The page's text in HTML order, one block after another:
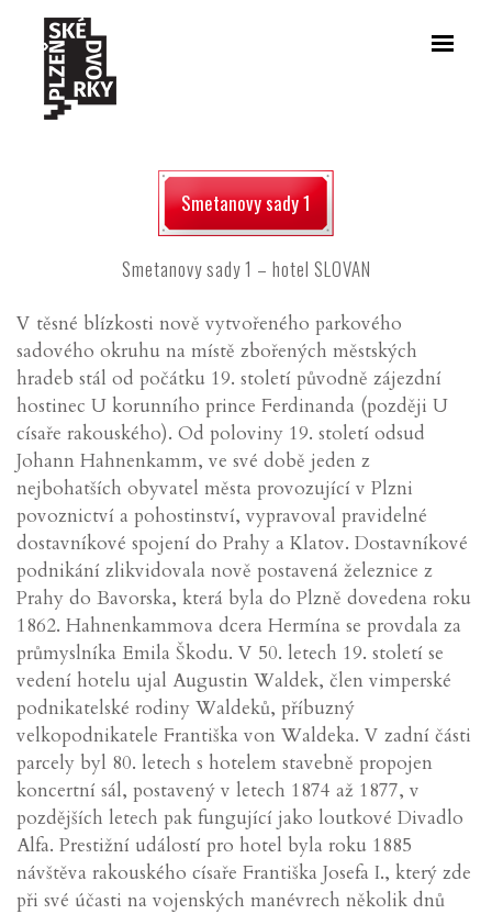
Smetanovy sady 1
Smetanovy sady 1 – hotel SLOVAN
V těsné blízkosti nově vytvořeného parkového
sadového okruhu na místě zbořených městských
hradeb stál od počátku 19. století původně zájezdní
hostinec U korunního prince Ferdinanda (později U
císaře rakouského). Od poloviny 19. století odsud
Johann Hahnenkamm, ve své době jeden z
nejbohatších obyvatel města provozující v Plzni
povoznictví a pohostinství, vypravoval pravidelné
dostavníkové spojení do Prahy a Klatov. Dostavníkové
podnikání zlikvidovala nově postavená železnice z
Prahy do Bavorska, která byla do Plzně dovedena roku
1862. Hahnenkammova dcera Hermína se provdala za
průmyslníka Emila Škodu. V 50. letech 19. století se
vedení hotelu ujal Augustin Waldek, člen vimperské
podnikatelské rodiny Waldeků, příbuzný
velkopodnikatele Františka von Waldeka. V zadní části
parcely byl 80. letech s hotelem stavebně propojen
koncertní sál, postavený v letech 1874 až 1877, v
pozdějších letech pak fungující jako loutkové Divadlo
Alfa. Prestižní událostí pro hotel byla roku 1885
návštěva rakouského císaře Františka Josefa I., který zde
při své účasti na vojenských manévrech několik dnů